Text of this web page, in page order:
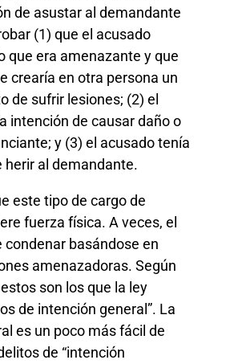
de asustar al demandante
(1) que el acusado
que era amenazante y que
crearía en otra persona un
de sufrir lesiones; (2) el
intención de causar daño o
y (3) el acusado tenía
herir al demandante.
este tipo de cargo de
fuerza física. A veces, el
condenar basándose en
amenazadoras. Según
son los que la ley
de intención general”. La
es un poco más fácil de
de “intención